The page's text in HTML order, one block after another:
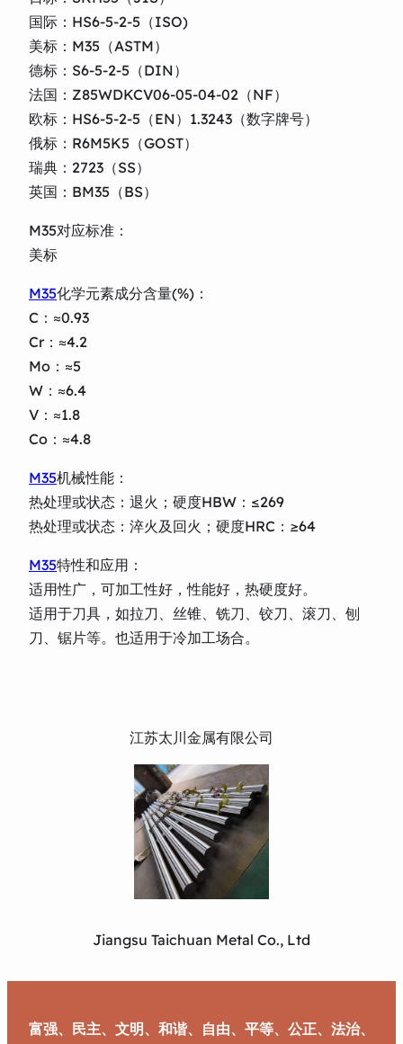
国际：HS6-5-2-5（ISO)
美标：M35（ASTM）
德标：S6-5-2-5（DIN）
法国：Z85WDKCV06-05-04-02（NF）
欧标：HS6-5-2-5（EN）1.3243（数字牌号）
俄标：R6M5K5（GOST）
瑞典：2723（SS）
英国：BM35（BS）
M35对应标准：
美标
M35化学元素成分含量(%)：
C：≈0.93
Cr：≈4.2
Mo：≈5
W：≈6.4
V：≈1.8
Co：≈4.8
M35机械性能：
热处理或状态：退火；硬度HBW：≤269
热处理或状态：淬火及回火；硬度HRC：≥64
M35特性和应用：
适用性广，可加工性好，性能好，热硬度好。
适用于刀具，如拉刀、丝锥、铣刀、铰刀、滚刀、刨
刀、锯片等。也适用于冷加工场合。
江苏太川金属有限公司
Jiangsu Taichuan Metal Co., Ltd
富强、民主、文明、和谐、自由、平等、公正、法治、